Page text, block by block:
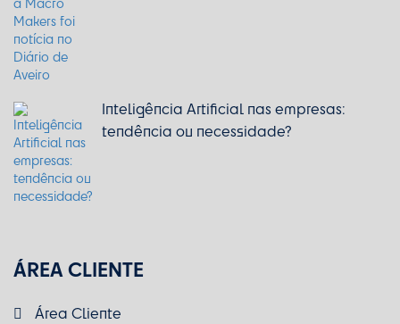
Inteligência Artificial nas empresas:
tendência ou necessidade?
ÁREA CLIENTE
Área Cliente